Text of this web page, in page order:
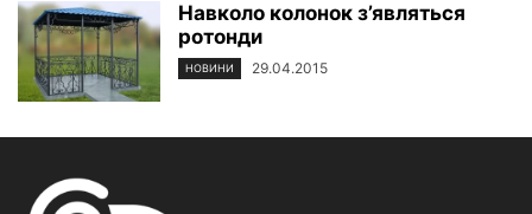
Навколо колонок з’являться
ротонди
НОВИНИ 29.04.2015